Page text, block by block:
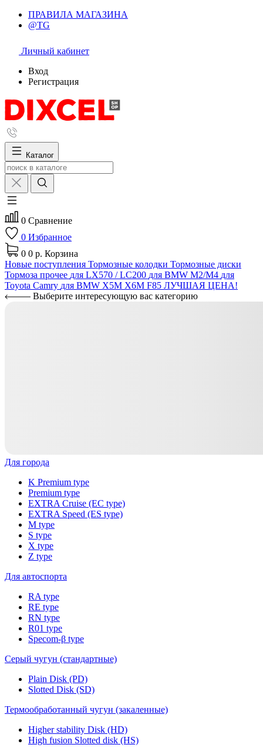
ПРАВИЛА МАГАЗИНА
@TG
Личный кабинет
Вход
Регистрация
Каталог
0 Сравнение
0 Избранное
0 0 р. Корзина
Новые поступления Тормозные колодки Тормозные диски
Тормоза прочее для LX570 / LC200 для BMW M2/M4 для
Toyota Camry для BMW X5M X6M F85 ЛУЧШАЯ ЦЕНА!
Выберите интересующую вас категорию
Для города
K Premium type
Premium type
EXTRA Cruise (EC type)
EXTRA Speed (ES type)
M type
S type
X type
Z type
Для автоспорта
RA type
RE type
RN type
R01 type
Specom-β type
Серый чугун (стандартные)
Plain Disk (PD)
Slotted Disk (SD)
Термообработанный чугун (закаленные)
Higher stability Disk (HD)
High fusion Slotted disk (HS)